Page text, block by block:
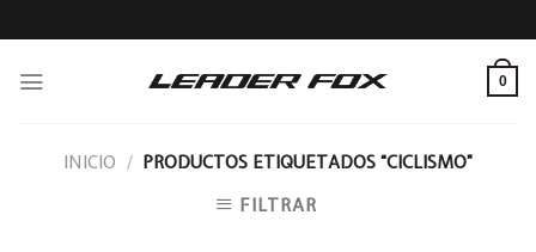
to
0
INICIO / PRODUCTOS ETIQUETADOS “CICLISMO”
FILTRAR